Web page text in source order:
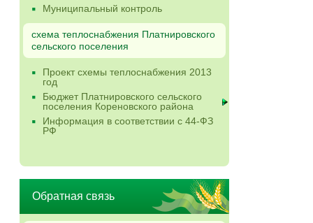
Муниципальный контроль
схема теплоснабжения Платнировского
сельского поселения
Проект схемы теплоснабжения 2013
год
Бюджет Платнировского сельского
поселения Кореновского района
Информация в соответствии с 44-ФЗ
РФ
Обратная связь